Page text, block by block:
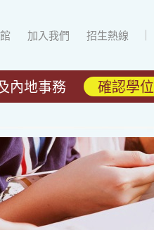
加入我們 招生熱線
內地事務 確認學位